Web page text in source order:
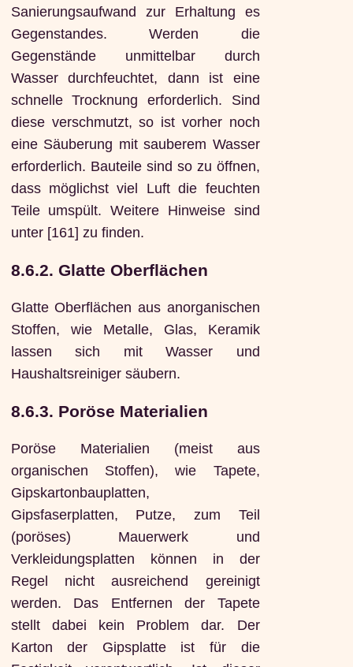
Sanierungsaufwand zur Erhaltung es
Gegenstandes. Werden die
Gegenstände unmittelbar durch
Wasser durchfeuchtet, dann ist eine
schnelle Trocknung erforderlich. Sind
diese verschmutzt, so ist vorher noch
eine Säuberung mit sauberem Wasser
erforderlich. Bauteile sind so zu öffnen,
dass möglichst viel Luft die feuchten
Teile umspült. Weitere Hinweise sind
unter [161] zu finden.
8.6.2. Glatte Oberflächen
Glatte Oberflächen aus anorganischen
Stoffen, wie Metalle, Glas, Keramik
lassen sich mit Wasser und
Haushaltsreiniger säubern.
8.6.3. Poröse Materialien
Poröse Materialien (meist aus
organischen Stoffen), wie Tapete,
Gipskartonbauplatten,
Gipsfaserplatten, Putze, zum Teil
(poröses) Mauerwerk und
Verkleidungsplatten können in der
Regel nicht ausreichend gereinigt
werden. Das Entfernen der Tapete
stellt dabei kein Problem dar. Der
Karton der Gipsplatte ist für die